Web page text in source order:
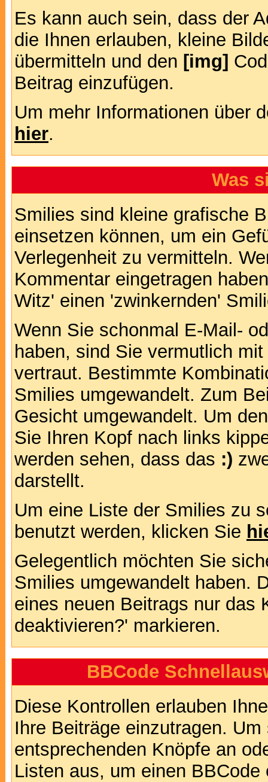
Es kann auch sein, dass der
die Ihnen erlauben, kleine
übermitteln und den [img]
Beitrag einzufügen.
Um mehr Informationen über
hier.
Was
Smilies sind kleine grafische
einsetzen können, um ein
Verlegenheit zu vermitteln.
Kommentar eingetragen
Witz' einen 'zwinkernden'
Wenn Sie schonmal E-Mail-
haben, sind Sie vermutlich
vertraut. Bestimmte
Smilies umgewandelt. Zum
Gesicht umgewandelt. Um
Sie Ihren Kopf nach links
werden sehen, dass das :)
darstellt.
Um eine Liste der Smilies zu
benutzt werden, klicken Sie
Gelegentlich möchten Sie
Smilies umgewandelt haben.
eines neuen Beitrags nur das
deaktivieren?' markieren.
BBCode
Diese Kontrollen erlauben
Ihre Beiträge einzutragen.
entsprechenden Knöpfe an
Listen aus, um einen BBCode